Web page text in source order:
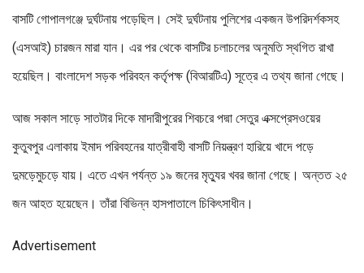
বাসটি গোপালগঞ্জে দুর্ঘটনায় পড়েছিল। সেই দুর্ঘটনায় পুলিশের একজন উপরিদর্শকসহ
(এসআই) চারজন মারা যান। এর পর থেকে বাসটির চলাচলের অনুমতি স্থগিত রাখা
হয়েছিল। বাংলাদেশ সড়ক পরিবহন কর্তৃপক্ষ (বিআরটিএ) সূত্রে এ তথ্য জানা গেছে।
আজ সকাল সাড়ে সাতটার দিকে মাদারীপুরের শিবচরে পদ্মা সেতুর এক্সপ্রেসওয়ের
কুতুবপুর এলাকায় ইমাদ পরিবহনের যাত্রীবাহী বাসটি নিয়ন্ত্রণ হারিয়ে খাদে পড়ে
দুমড়েমুচড়ে যায়। এতে এখন পর্যন্ত ১৯ জনের মৃত্যুর খবর জানা গেছে। অন্তত ২৫
জন আহত হয়েছেন। তাঁরা বিভিন্ন হাসপাতালে চিকিৎসাধীন।
Advertisement